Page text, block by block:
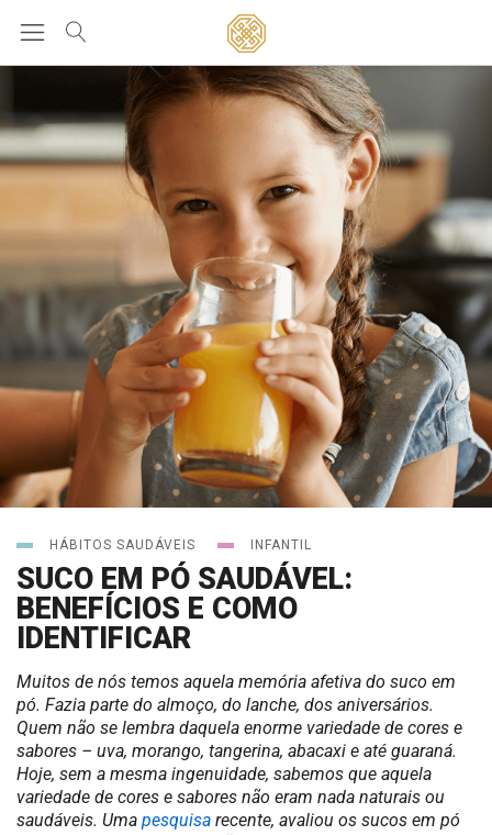
HÁBITOS SAUDÁVEIS INFANTIL
SUCO EM PÓ SAUDÁVEL:
BENEFÍCIOS E COMO
IDENTIFICAR
Muitos de nós temos aquela memória afetiva do suco em
pó. Fazia parte do almoço, do lanche, dos aniversários.
Quem não se lembra daquela enorme variedade de cores e
sabores – uva, morango, tangerina, abacaxi e até guaraná.
Hoje, sem a mesma ingenuidade, sabemos que aquela
variedade de cores e sabores não eram nada naturais ou
saudáveis. Umapesquisarecente, avaliou os sucos em pó